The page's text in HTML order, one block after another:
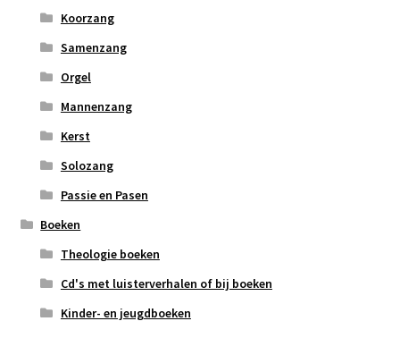
Koorzang
Samenzang
Orgel
Mannenzang
Kerst
Solozang
Passie en Pasen
Boeken
Theologie boeken
Cd's met luisterverhalen of bij boeken
Kinder- en jeugdboeken